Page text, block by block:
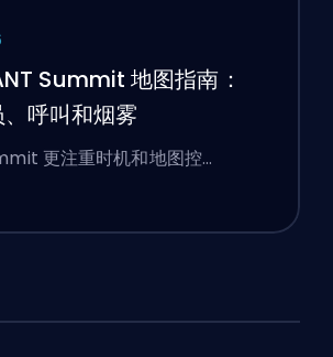
Summit 地图指南：
呼叫和烟雾
更注重时机和地图控…